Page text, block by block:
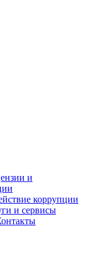
и
коррупции
и сервисы